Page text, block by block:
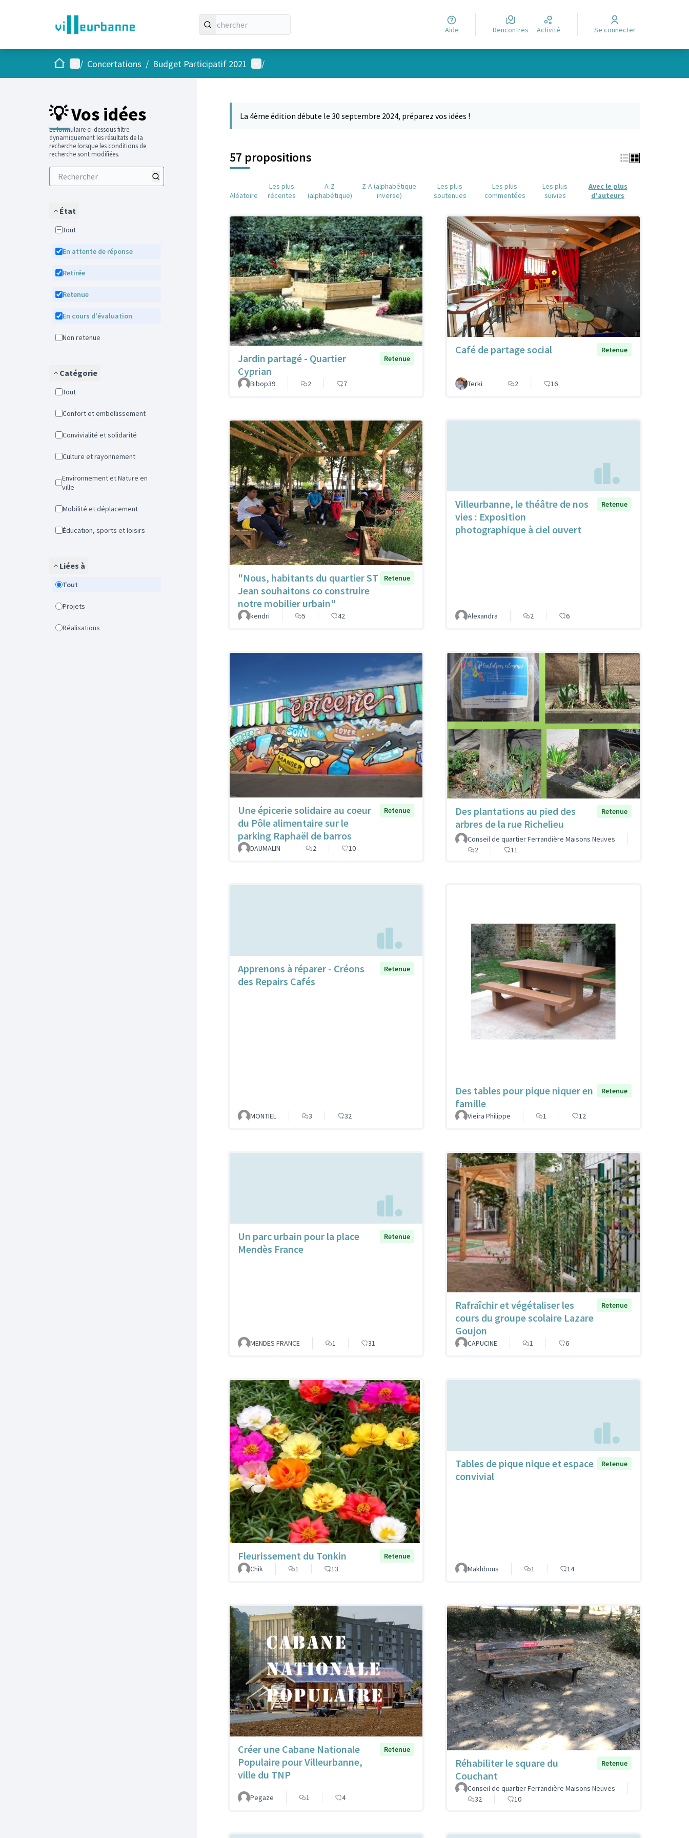
Aide Rencontres Activité Se connecter
AccueilMenu principal
/ Concertations / Budget Participatif 2021 Menu utilisateur
/
💡 Vos idées
Le formulaire ci-dessous filtre
dynamiquement les résultats de la
recherche lorsque les conditions de
recherche sont modifiées.
État
Tout
En attente de réponse
Retirée
Retenue
En cours d'évaluation
Non retenue
Catégorie
Tout
Confort et embellissement
Convivialité et solidarité
Culture et rayonnement
Environnement et Nature en
ville
Mobilité et déplacement
Éducation, sports et loisirs
Liées à
Tout
Projets
Réalisations
La 4ème édition débute le 30 septembre 2024, préparez vos idées !
57 propositions
Aléatoire
Les plus
récentes
A-Z
(alphabétique)
Z-A (alphabétique
inverse)
Les plus
soutenues
Les plus
commentées
Les plus
suivies
Avec le plus
d'auteurs
Jardin partagé - Quartier
Cyprian
Retenue
Bibop39 2 7
Café de partage social Retenue
Terki 2 16
"Nous, habitants du quartier ST
Jean souhaitons co construire
notre mobilier urbain"
Retenue
kendri 5 42
Villeurbanne, le théâtre de nos
vies : Exposition
photographique à ciel ouvert
Retenue
Alexandra 2 6
Une épicerie solidaire au coeur
du Pôle alimentaire sur le
parking Raphaël de barros
Retenue
DAUMALIN 2 10
Des plantations au pied des
arbres de la rue Richelieu
Retenue
Conseil de quartier Ferrandière Maisons Neuves
2
11
Apprenons à réparer - Créons
des Repairs Cafés
Retenue
MONTIEL 3 32
Des tables pour pique niquer en
famille
Retenue
Vieira Philippe 1 12
Un parc urbain pour la place
Mendès France
Retenue
MENDES FRANCE 1 31
Rafraîchir et végétaliser les
cours du groupe scolaire Lazare
Goujon
Retenue
CAPUCINE 1 6
Fleurissement du Tonkin
Retenue
Chik
1 13
Tables de pique nique et espace
convivial
Retenue
Makhbous 1 14
Créer une Cabane Nationale
Populaire pour Villeurbanne,
ville du TNP
Retenue
Pegaze 1 4
Réhabiliter le square du
Couchant
Retenue
Conseil de quartier Ferrandière Maisons Neuves
32
10